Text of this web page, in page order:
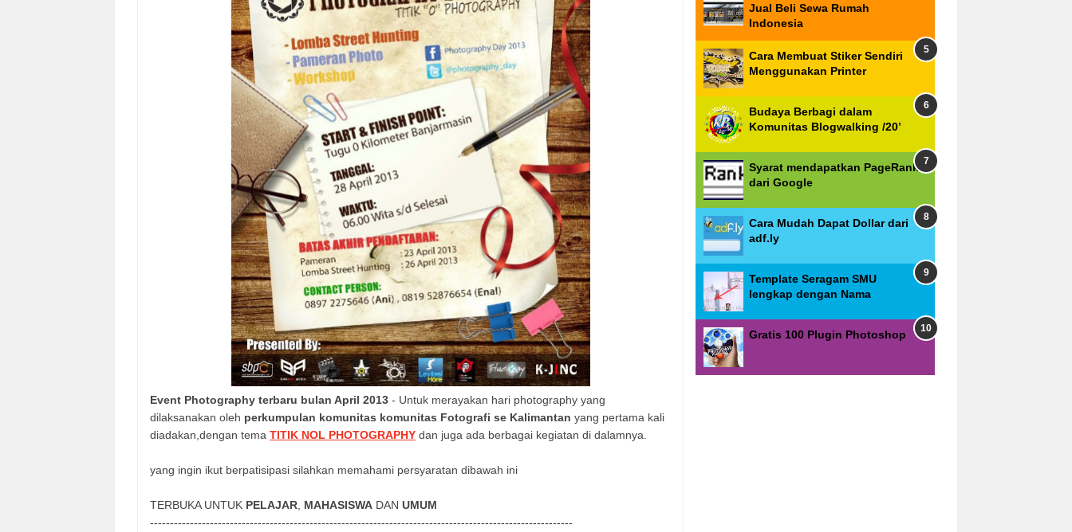
Event Photography terbaru bulan April 2013 - Untuk merayakan hari photography yang
dilaksanakan oleh perkumpulan komunitas komunitas Fotografi se Kalimantan yang pertama kali
diadakan,dengan tema TITIK NOL PHOTOGRAPHY dan juga ada berbagai kegiatan di dalamnya.
yang ingin ikut berpatisipasi silahkan memahami persyaratan dibawah ini
TERBUKA UNTUK PELAJAR MAHASISWA DAN UMUM
----------------------------------------------------------------------------------------------------------
Jual Beli Sewa Rumah
Indonesia
Cara Membuat Stiker Sendiri
Menggunakan Printer
Budaya Berbagi dalam
Komunitas Blogwalking /20’
Syarat mendapatkan PageRank
dari Google
Cara Mudah Dapat Dollar dari
adf.ly
Template Seragam SMU
lengkap dengan Nama
Gratis 100 Plugin Photoshop